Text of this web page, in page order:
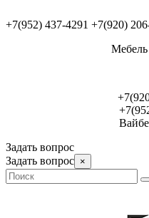
+7(952) 437-4291 +7(920)
Мебель
Задать вопрос
Задать вопрос ×